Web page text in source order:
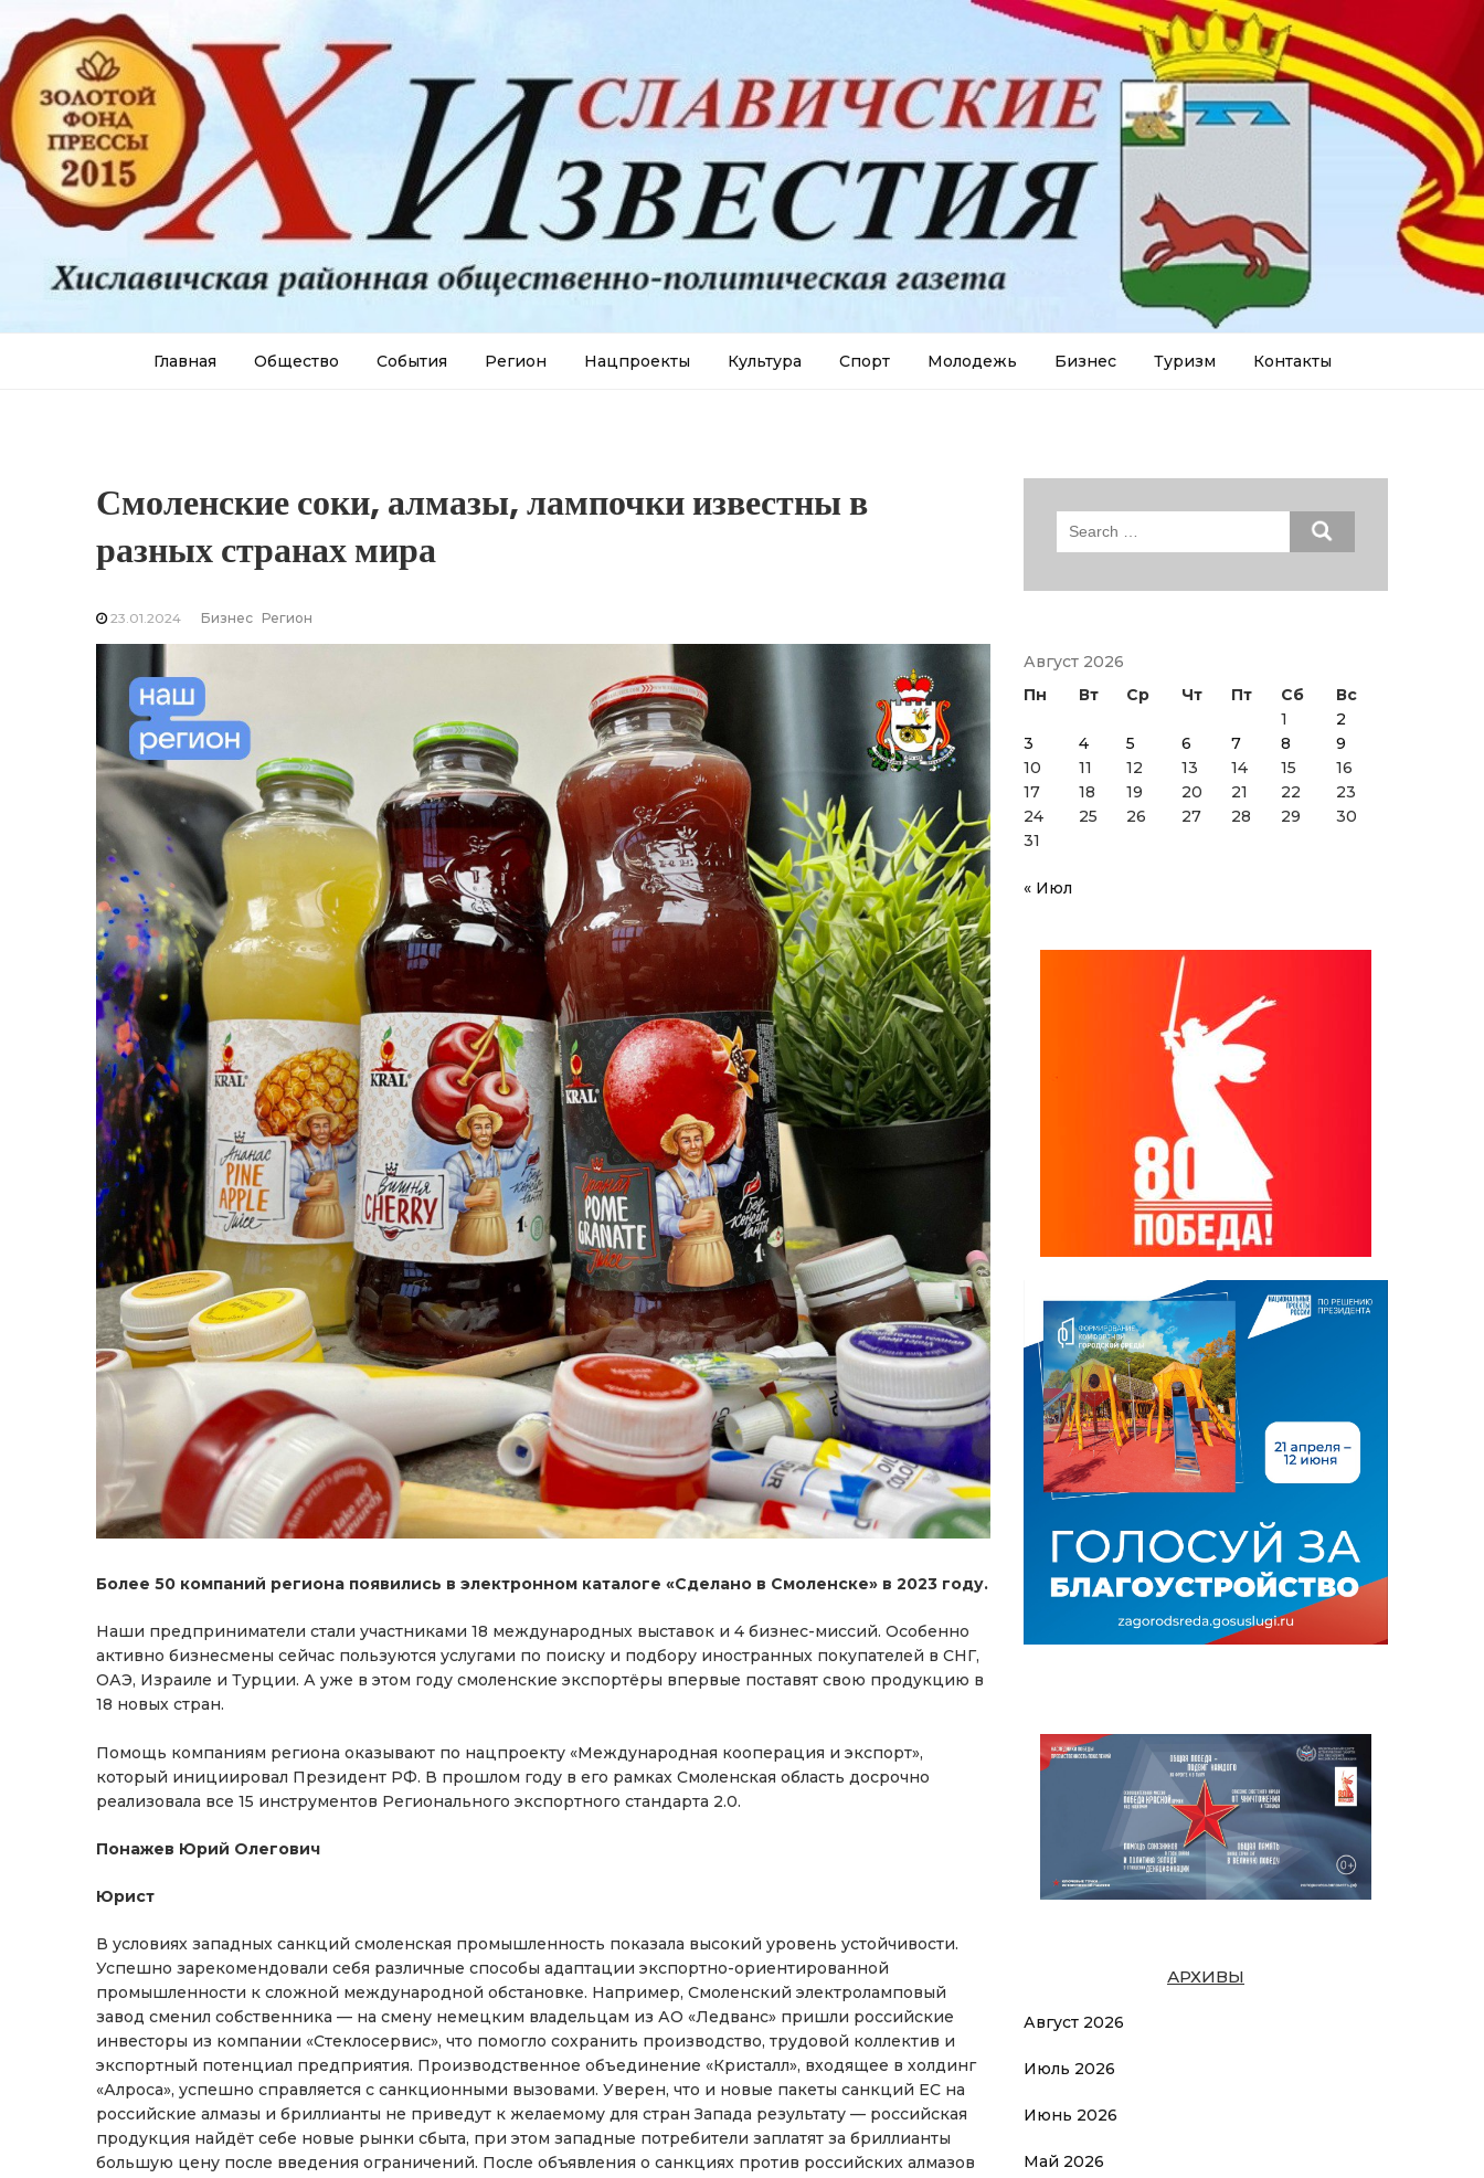
Главная Общество События Регион Нацпроекты Культура Спорт Молодежь Бизнес Туризм Контакты
Смоленские соки, алмазы, лампочки известны в
разных странах мира
23.01.2024 Бизнес Регион
Более 50 компаний региона появились в электронном каталоге «Сделано в Смоленске» в 2023 году.
Наши предприниматели стали участниками 18 международных выставок и 4 бизнес-миссий. Особенно
активно бизнесмены сейчас пользуются услугами по поиску и подбору иностранных покупателей в СНГ,
ОАЭ, Израиле и Турции. А уже в этом году смоленские экспортёры впервые поставят свою продукцию в
18 новых стран.
Помощь компаниям региона оказывают по нацпроекту «Международная кооперация и экспорт»,
который инициировал Президент РФ. В прошлом году в его рамках Смоленская область досрочно
реализовала все 15 инструментов Регионального экспортного стандарта 2.0.
Понажев Юрий Олегович
Юрист
В условиях западных санкций смоленская промышленность показала высокий уровень устойчивости.
Успешно зарекомендовали себя различные способы адаптации экспортно-ориентированной
промышленности к сложной международной обстановке. Например, Смоленский электроламповый
завод сменил собственника — на смену немецким владельцам из АО «Ледванс» пришли российские
инвесторы из компании «Стеклосервис», что помогло сохранить производство, трудовой коллектив и
экспортный потенциал предприятия. Производственное объединение «Кристалл», входящее в холдинг
«Алроса», успешно справляется с санкционными вызовами. Уверен, что и новые пакеты санкций ЕС на
российские алмазы и бриллианты не приведут к желаемому для стран Запада результату — российская
продукция найдёт себе новые рынки сбыта, при этом западные потребители заплатят за бриллианты
большую цену после введения ограничений. После объявления о санкциях против российских алмазов
Search
Август 2026
Пн
Вт Ср Чт Пт Сб
Вс
1
2
3
4 5 6 7 8
9
10
11 12 13 14 15
16
17
18 19 20 21 22
23
24
25 26 27 28 29
30
31
« Июл
АРХИВЫ
Август 2026
Июль 2026
Июнь 2026
Май 2026